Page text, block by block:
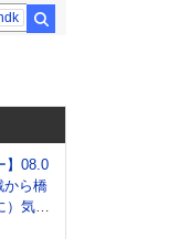
】08.0
から橋
）気分
を目指